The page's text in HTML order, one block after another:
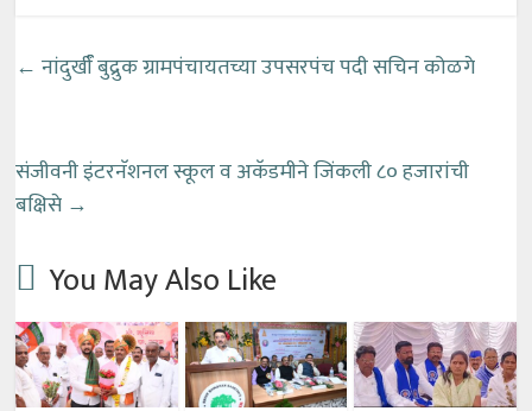
← नांदुखीऀऀ बुद्रुक ग्रामपंचायतच्या उपसरपंच पदी सचिन कोळगे
संजीवनी इंटरनॅशनल स्कूल व अकॅडमीने जिंकली ८० हजारांची
बक्षिसे →
You May Also Like